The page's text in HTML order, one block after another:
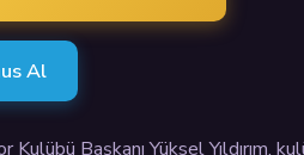
Al
Kulübü Başkanı Yüksel Yıldırım,